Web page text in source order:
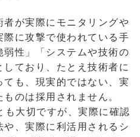
が実際にモニタリングや
に攻撃で使われている手
性」「システムや技術の
ており、たとえ技術者に
も、現実的ではない、実
のは採用されません。
も大切ですが、実際に確認
、実際に利活用されるシ